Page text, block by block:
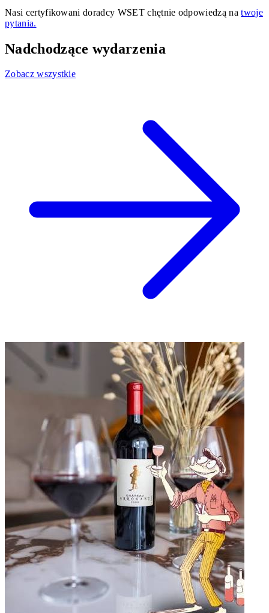
Nasi certyfikowani doradcy WSET chętnie odpowiedzą natwoje
pytania.
Nadchodzące wydarzenia
Zobacz wszystkie